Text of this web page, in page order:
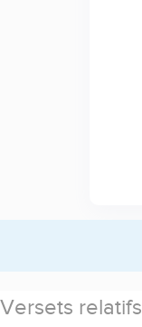
Versets relatifs